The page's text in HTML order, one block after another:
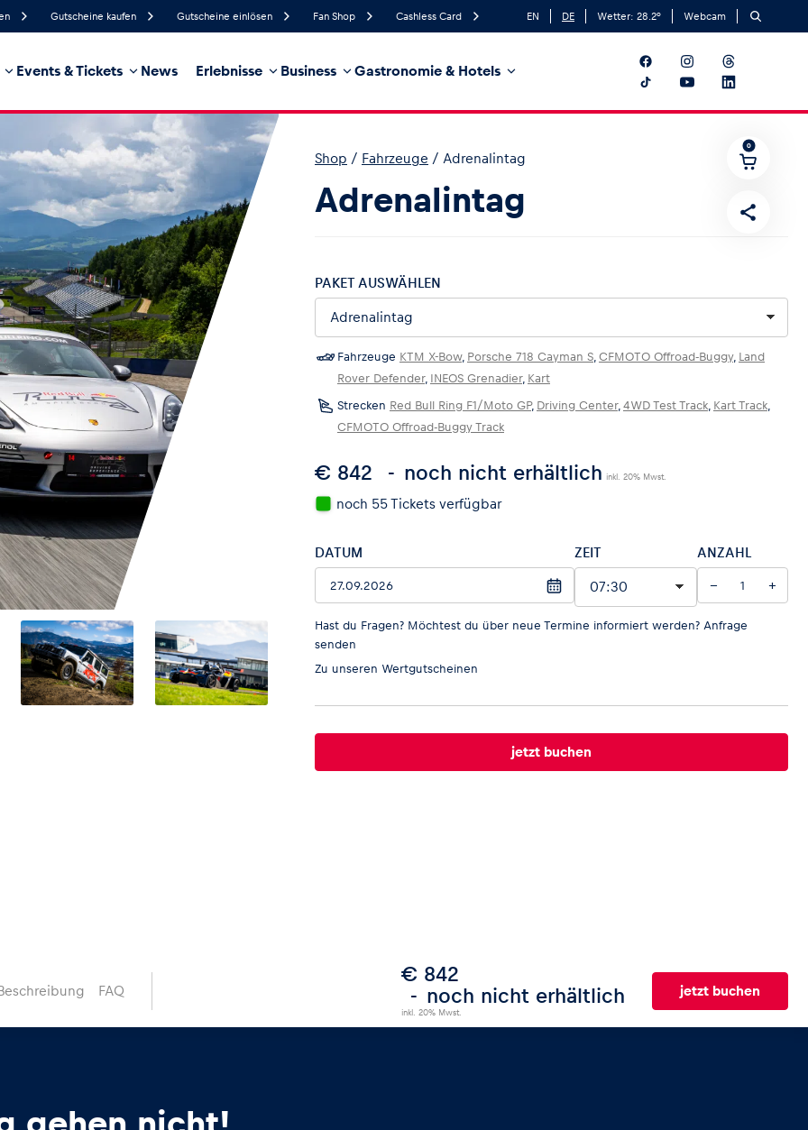
Gutscheine kaufen Gutscheine einlösen Fan Shop Cashless Card EN DE Wetter: 28.2° Webcam
Events & Tickets News Erlebnisse Business Gastronomie & Hotels
Regenwahrscheinlichkeit
Nordost
Business Glossar
0
Shop / Fahrzeuge / Adrenalintag
Adrenalintag
PAKET AUSWÄHLEN
Fahrzeuge KTM X-Bow, Porsche 718 Cayman S, CFMOTO Offroad-Buggy, Land
Rover Defender, INEOS Grenadier, Kart
Strecken Red Bull Ring F1/Moto GP, Driving Center, 4WD Test Track, Kart Track,
CFMOTO Offroad-Buggy Track
€ 842 noch nicht erhältlich inkl. 20% Mwst.
noch 55 Tickets verfügbar
DATUM ZEIT ANZAHL
− +
Hast du Fragen? Möchtest du über neue Termine informiert werden? Anfrage
senden
Zu unseren Wertgutscheinen
jetzt buchen
FAQ
€ 842
noch nicht erhältlich
inkl. 20% Mwst.
jetzt buchen